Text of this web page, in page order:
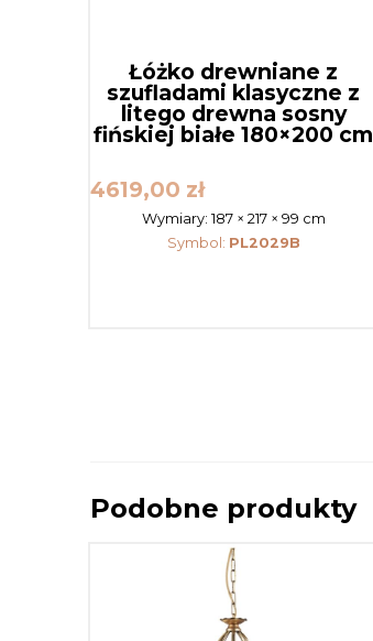
Łóżko drewniane z
szufladami klasyczne z
litego drewna sosny
fińskiej białe 180×200 cm
4619,00 zł
Wymiary: 187 × 217 × 99 cm
Symbol: PL2029B
Podobne produkty